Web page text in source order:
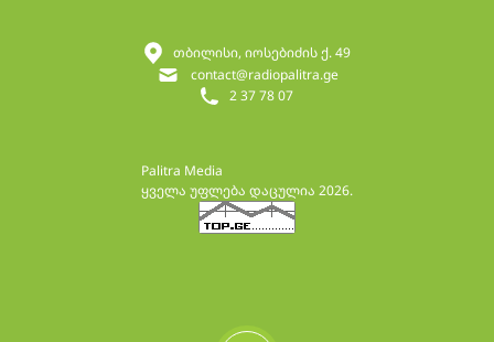
Palitra Media
ყველა უფლება დაცულია 2026.
2 37 78 07
contact@radiopalitra.ge
თბილისი, იოსებიძის ქ. 49